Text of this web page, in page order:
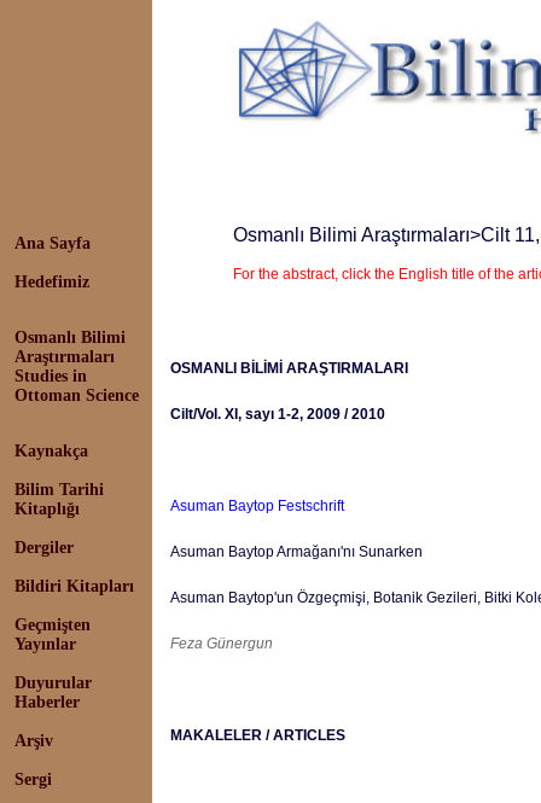
Ana Sayfa
Hedefimiz
Osmanlı Bilimi
Araştırmaları
Studies in
Ottoman Science
Kaynakça
Bilim Tarihi
Kitaplığı
Dergiler
Bildiri Kitapları
Geçmişten
Yayınlar
Duyurular
Haberler
Arşiv
Sergi
Osmanlı Bilimi Araştırmaları>Cilt
For the abstract, click the English title of the
OSMANLI BİLİMİ ARAŞTIRMALARI
Cilt/Vol. XI, sayı 1-2, 2009 / 2010
Asuman Baytop Festschrift
Asuman Baytop Armağanı'nı Sunarken
Asuman Baytop'un Özgeçmişi, Botanik Gezileri, Bitki
Feza Günergun
MAKALELER / ARTICLES